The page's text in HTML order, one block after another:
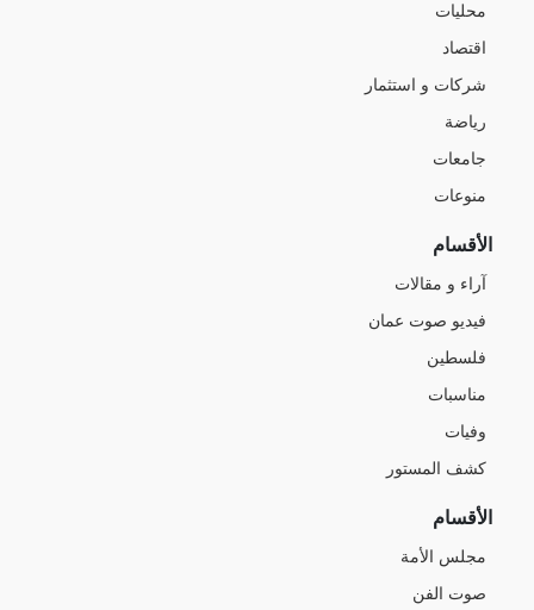
محليات
اقتصاد
شركات و استثمار
رياضة
جامعات
منوعات
الأقسام
آراء و مقالات
فيديو صوت عمان
فلسطين
مناسبات
وفيات
كشف المستور
الأقسام
مجلس الأمة
صوت الفن